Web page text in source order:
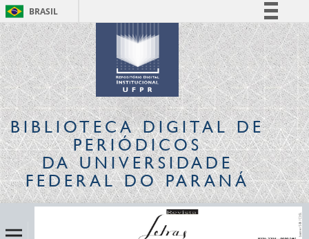
BRASIL
Simplifique!
Comunica BR
Participe
Acesso à informação
Legislação
Canais
BIBLIOTECA DIGITALDE
PERIÓDICOS
DA UNIVERSIDADE
FEDERAL DO PARANÁ